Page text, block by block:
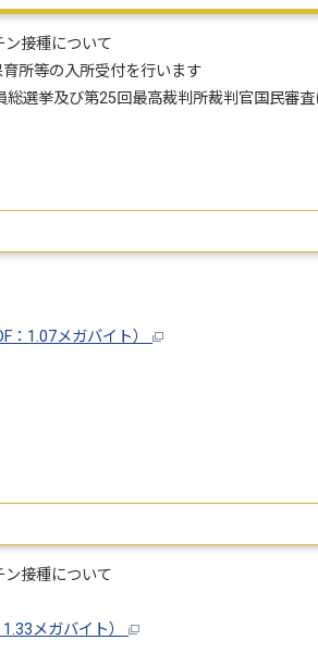
接種について
所等の入所受付を行います
総選挙及び第25回最高裁判所裁判官国民審
：1.07メガバイト）
接種について
メガバイト）